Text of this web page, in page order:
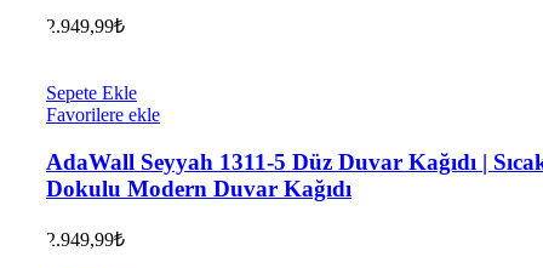
2.949,99₺
Sepete Ekle
Favorilere ekle
AdaWall Seyyah 1311-5 Düz Duvar Kağıdı |
Dokulu Modern Duvar Kağıdı
2.949,99₺